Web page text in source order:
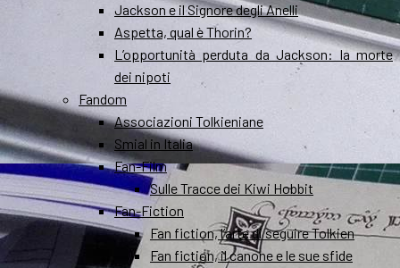
Jackson e il Signore degli Anelli
Aspetta, qual è Thorin?
L’opportunità perduta da Jackson: la morte
dei nipoti
Fandom
Associazioni Tolkieniane
Smial in Italia
Fan-Film
Sulle Tracce dei Kiwi Hobbit
Fan-Fiction
Fan fiction, l’arte di seguire Tolkien
Fan fiction, il canone e le sue sfide